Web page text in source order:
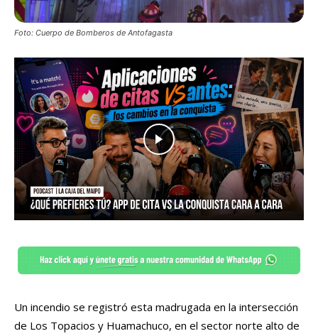
Foto: Cuerpo de Bomberos de Antofagasta
Un incendio se registró esta madrugada en la intersección
de Los Topacios y Huamachuco, en el sector norte alto de